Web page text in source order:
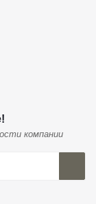
компании